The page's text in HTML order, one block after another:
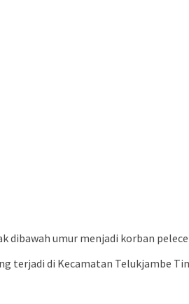
dibawah umur menjadi korban
terjadi di Kecamatan Telukjambe